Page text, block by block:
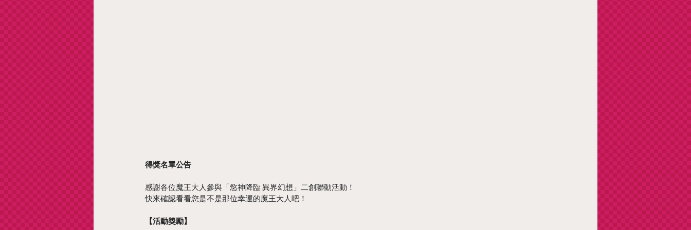
得獎名單公告
感謝各位魔王大人參與「慾神降臨 異界幻想」二創聯動活動！
快來確認看看您是不是那位幸運的魔王大人吧！
【活動獎勵】